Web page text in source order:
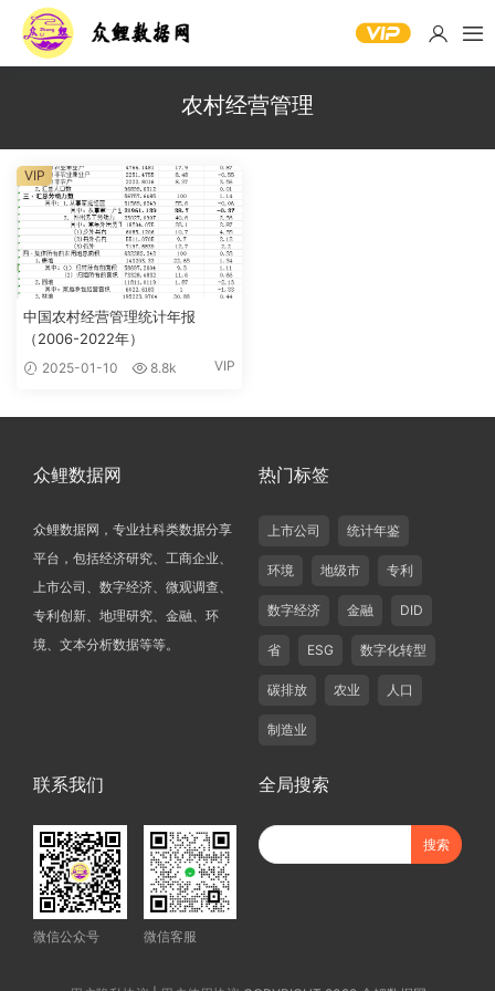
农村经营管理
中国农村经营管理统计年报
（2006-2022年）
2025-01-10 8.8k VIP
VIP
众鲤数据网
众鲤数据网，专业社科类数据分享
平台，包括经济研究、工商企业、
上市公司、数字经济、微观调查、
专利创新、地理研究、金融、环
境、文本分析数据等等。
热门标签
上市公司 统计年鉴
环境 地级市 专利
数字经济 金融 DID
省 ESG 数字化转型
碳排放 农业 人口
制造业
联系我们
微信公众号 微信客服
全局搜索